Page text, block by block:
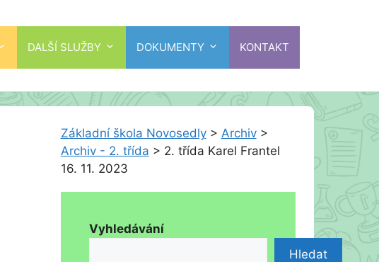
DALŠÍ SLUŽBY DOKUMENTY KONTAKT
Základní škola Novosedly> Archiv>
Archiv - 2. třída > 2. třída Karel Frantel
16. 11. 2023
Vyhledávání
Hledat